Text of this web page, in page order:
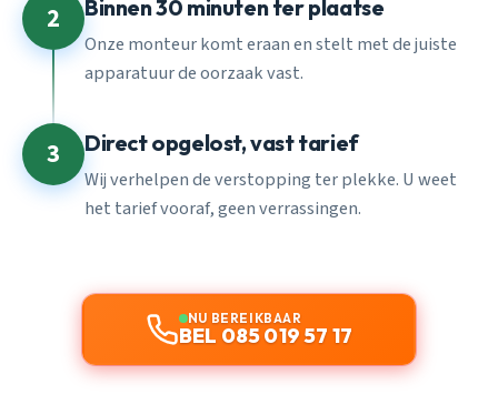
2 Binnen 30 minuten ter plaatse
Onze monteur komt eraan en stelt met de juiste
apparatuur de oorzaak vast.
3 Direct opgelost, vast tarief
Wij verhelpen de verstopping ter plekke. U weet
het tarief vooraf, geen verrassingen.
NU BEREIKBAAR
BEL 085 019 57 17